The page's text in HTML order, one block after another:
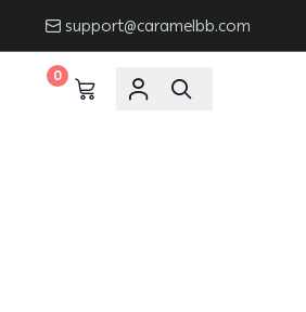
support@caramelbb.com
0